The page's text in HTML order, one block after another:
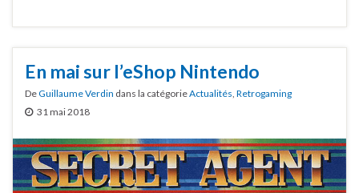
En mai sur l’eShop Nintendo
DeGuillaume Verdin dans la catégorieActualités, Retrogaming
31 mai 2018